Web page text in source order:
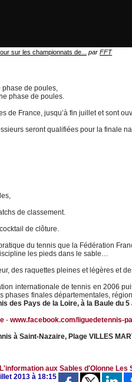
sur les championnats de... parFFT
phase de poules,
phase de poules.
de France, jusqu’à fin juillet et sont
seront qualifiées pour la finale
de classement.
de clôture.
du tennis que la Fédération
les pieds dans le sable…
des raquettes pleines et légères et
internationale de tennis en 2006
phases finales départementales,
des Pays de la Loire, à la Baule du
-www.facebook.com/liguedetennis-
à Saint-Nazaire, Plage VILLES
L'information aux Sables d'Olonne Les
2013 à 18:15